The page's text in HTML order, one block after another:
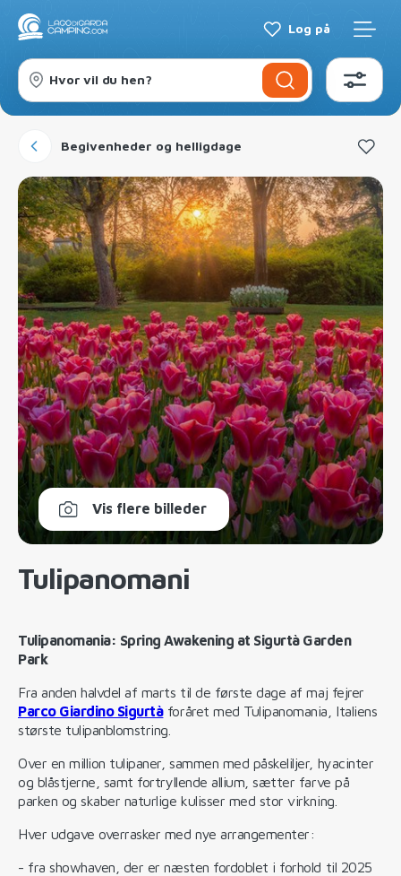
Log på
Hvor vil du hen?
Begivenheder og helligdage
Vis flere billeder
Tulipanomani
Tulipanomania: Spring Awakening at Sigurtà Garden
Park
Fra anden halvdel af marts til de første dage af maj fejrer
Parco Giardino Sigurtàforåret med Tulipanomania, Italiens
største tulipanblomstring.
Over en million tulipaner, sammen med påskeliljer, hyacinter
og blåstjerne, samt fortryllende allium, sætter farve på
parken og skaber naturlige kulisser med stor virkning.
Hver udgave overrasker med nye arrangementer:
- fra showhaven, der er næsten fordoblet i forhold til 2025